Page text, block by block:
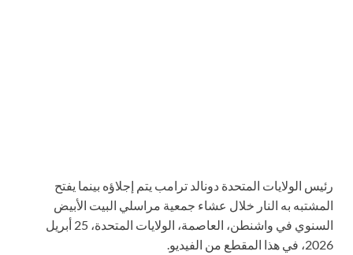
رئيس الولايات المتحدة دونالد ترامب يتم إجلاؤه بينما يفتح
المشتبه به النار خلال عشاء جمعية مراسلي البيت الأبيض
السنوي في واشنطن، العاصمة، الولايات المتحدة، 25 أبريل
2026، في هذا المقطع من الفيديو.